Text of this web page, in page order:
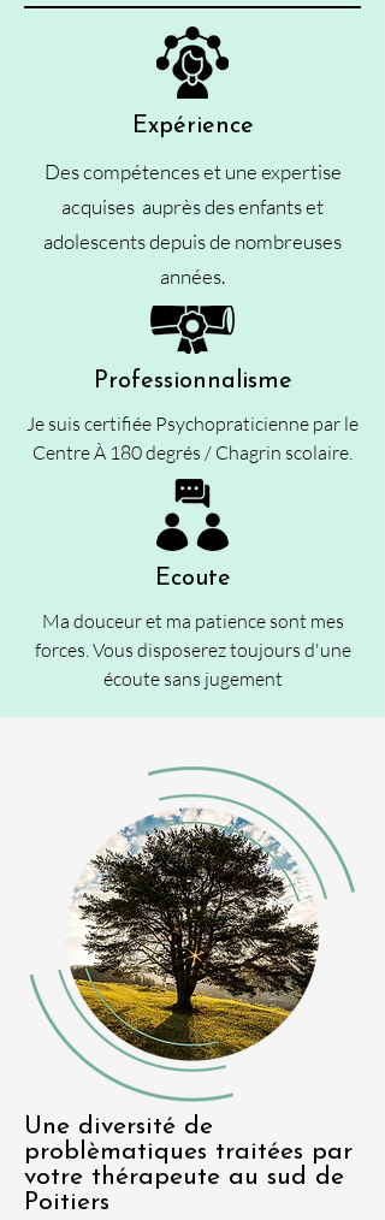
Expérience
Des compétences et une expertise
acquises auprès des enfants et
adolescents depuis de nombreuses
années.
Professionnalisme
Je suis certifiée Psychopraticienne par le
Centre À 180 degrés / Chagrin scolaire.
Ecoute
Ma douceur et ma patience sont mes
forces. Vous disposerez toujours d'une
écoute sans jugement
Une diversité de
problèmatiques traitées par
votre thérapeute au sud de
Poitiers